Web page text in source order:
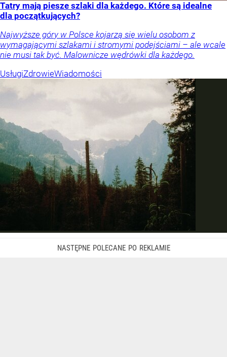
Tatry mają piesze szlaki dla każdego. Które są idealne
dla początkujących?
Najwyższe góry w Polsce kojarzą się wielu osobom z
wymagającymi szlakami i stromymi podejściami – ale wcale
nie musi tak być. Malownicze wędrówki dla każdego.
UsługiZdrowieWiadomości